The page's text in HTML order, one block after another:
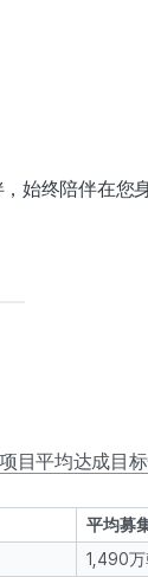
始终陪伴在您
目平均达成目
平均募
1,490